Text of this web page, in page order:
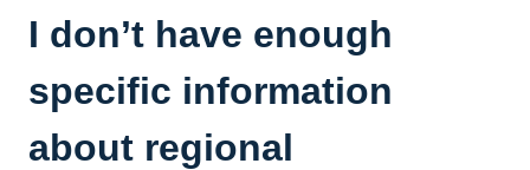
I don’t have enough
specific information
about regional